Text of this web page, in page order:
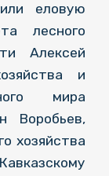
еловую
лесного
Алексей
и
мира
Воробьев,
хозяйства